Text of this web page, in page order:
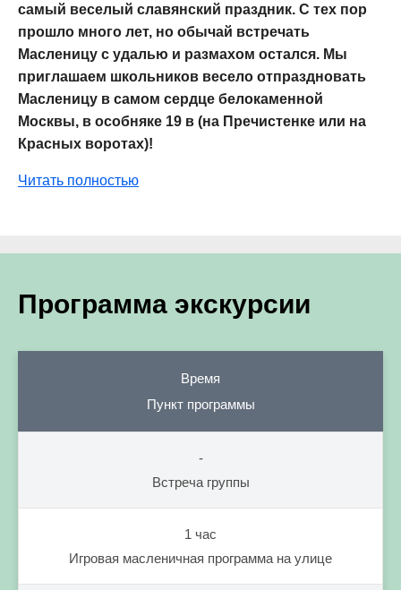
самый веселый славянский праздник. С тех пор
прошло много лет, но обычай встречать
Масленицу с удалью и размахом остался. Мы
приглашаем школьников весело отпраздновать
Масленицу в самом сердце белокаменной
Москвы, в особняке 19 в (на Пречистенке или на
Красных воротах)!
Читать полностью
Программа экскурсии
Время
Пункт программы
-
Встреча группы
1 час
Игровая масленичная программа на улице